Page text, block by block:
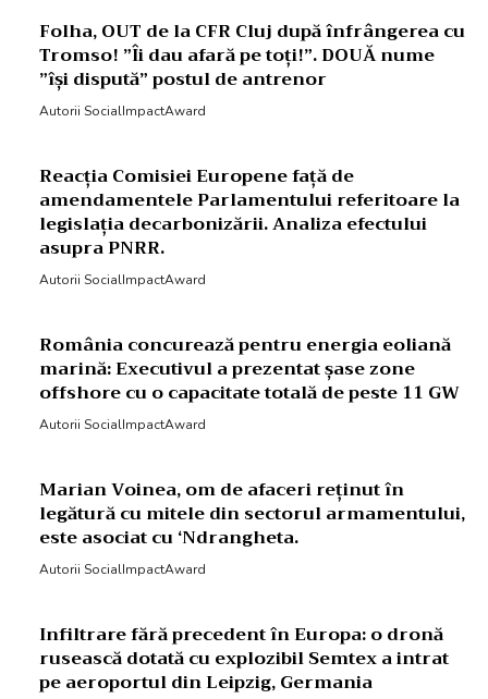
Folha, OUT de la CFR Cluj după înfrângerea cu
Tromso! ”Îi dau afară pe toți!”. DOUĂ nume
”își dispută” postul de antrenor
Autorii SocialImpactAward
Reacția Comisiei Europene față de
amendamentele Parlamentului referitoare la
legislația decarbonizării. Analiza efectului
asupra PNRR.
Autorii SocialImpactAward
România concurează pentru energia eoliană
marină: Executivul a prezentat șase zone
offshore cu o capacitate totală de peste 11 GW
Autorii SocialImpactAward
Marian Voinea, om de afaceri reținut în
legătură cu mitele din sectorul armamentului,
este asociat cu ‘Ndrangheta.
Autorii SocialImpactAward
Infiltrare fără precedent în Europa: o dronă
rusească dotată cu explozibil Semtex a intrat
pe aeroportul din Leipzig, Germania